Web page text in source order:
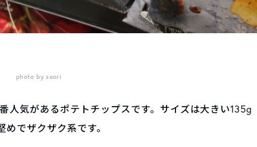
photo by saori
人気があるポテトチップスです。 サイズは大きい135g
でザクザク系です。